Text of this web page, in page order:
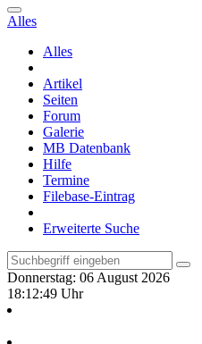
Alles
Alles
Artikel
Seiten
Forum
Galerie
MB Datenbank
Hilfe
Termine
Filebase-Eintrag
Erweiterte Suche
Donnerstag: 06 August 2026
18:12:50 Uhr